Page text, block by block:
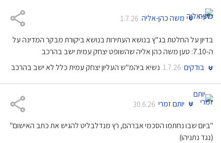
משה כהן-אליה 1.7.26
בדיון על החלטת בג"ץ בנושא העתירות בנושא ביקורת מבקר המדינה על
ה-7.10: טען משה כהן אליה שהשופט יצחק עמית ישב בהרכב
בודקים 1.7.26 נשיא ביהמ"ש העליון יצחק עמית כלל לא ישב בהרכב
יותם זמרי 30.6.26
"ביום שבו נחתמו הסכמי אברהם, רץ מנדלבליט להגיש את כתב האישום"
(נגד נתניהו)